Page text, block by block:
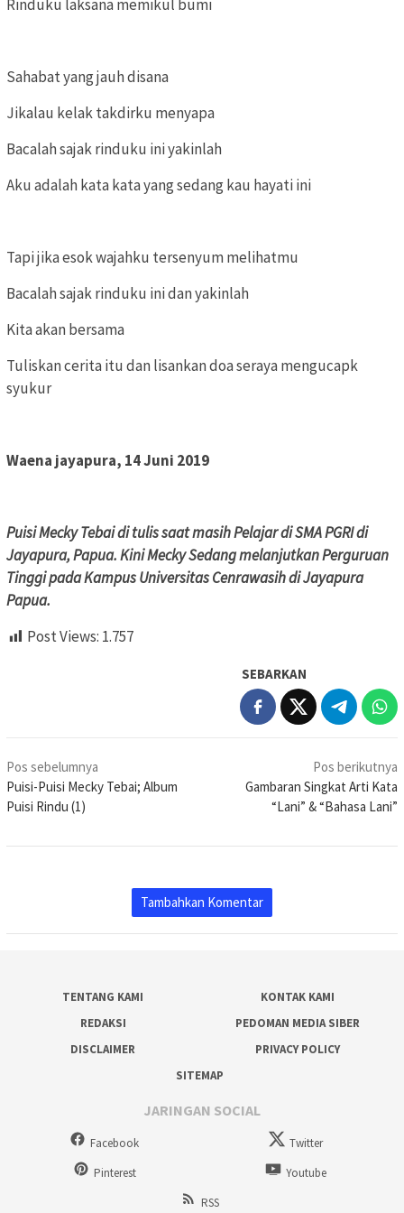
Rinduku laksana memikul bumi
Sahabat yang jauh disana
Jikalau kelak takdirku menyapa
Bacalah sajak rinduku ini yakinlah
Aku adalah kata kata yang sedang kau hayati ini
Tapi jika esok wajahku tersenyum melihatmu
Bacalah sajak rinduku ini dan yakinlah
Kita akan bersama
Tuliskan cerita itu dan lisankan doa seraya mengucapk
syukur
Waena jayapura, 14 Juni 2019
Puisi Mecky Tebai di tulis saat masih Pelajar di SMA PGRI di
Jayapura, Papua. Kini Mecky Sedang melanjutkan Perguruan
Tinggi pada Kampus Universitas Cenrawasih di Jayapura
Papua.
Post Views: 1.757
SEBARKAN
Navigasi
pos
Pos sebelumnya
Puisi-Puisi Mecky Tebai; Album
Puisi Rindu (1)
Pos berikutnya
Gambaran Singkat Arti Kata
“Lani” & “Bahasa Lani”
Tambahkan Komentar
TENTANG KAMI
KONTAK KAMI
REDAKSI
PEDOMAN MEDIA SIBER
DISCLAIMER
PRIVACY POLICY
SITEMAP
JARINGAN SOCIAL
Facebook
Twitter
Pinterest
Youtube
RSS